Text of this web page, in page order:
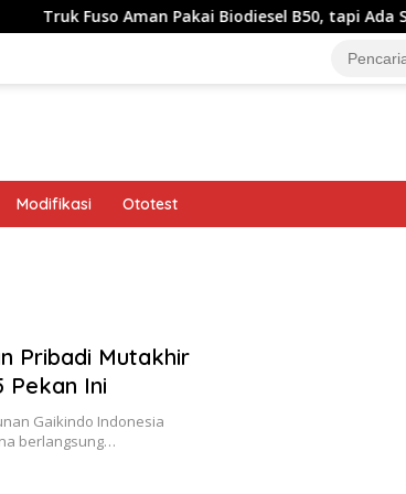
Aman Pakai Biodiesel B50, tapi Ada Saran Ini
Modifikasi Ototest
Pribadi Mutakhir
Pekan Ini
Gaikindo Indonesia
berlangsung…